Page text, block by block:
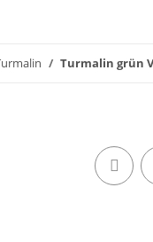
Turmalin grün